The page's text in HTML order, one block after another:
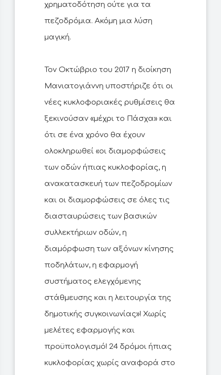
χρηματοδότηση ούτε για τα
πεζοδρόμια. Ακόμη μια λύση
μαγική.
Toν Οκτώβριο του 2017 η διοίκηση
Μανιατογιάννη υποστήριζε ότι οι
νέες κυκλοφοριακές ρυθμίσεις θα
ξεκινούσαν «μέχρι το Πάσχα» και
ότι σε ένα χρόνο θα έχουν
ολοκληρωθεί «οι διαμορφώσεις
των οδών ήπιας κυκλοφορίας, η
ανακατασκευή των πεζοδρομίων
και οι διαμορφώσεις σε όλες τις
διασταυρώσεις των βασικών
συλλεκτήριων οδών, η
διαμόρφωση των αξόνων κίνησης
ποδηλάτων, η εφαρμογή
συστήματος ελεγχόμενης
στάθμευσης και η λειτουργία της
δημοτικής συγκοινωνίας»! Χωρίς
μελέτες εφαρμογής και
προϋπολογισμό! 24 δρόμοι ήπιας
κυκλοφορίας χωρίς αναφορά στο